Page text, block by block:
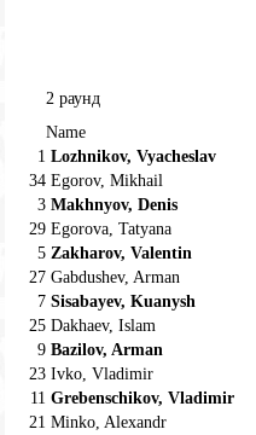
2 раунд
Name
1 Lozhnikov, Vyacheslav
34 Egorov, Mikhail
3 Makhnyov, Denis
29 Egorova, Tatyana
5 Zakharov, Valentin
27 Gabdushev, Arman
7 Sisabayev, Kuanysh
25 Dakhaev, Islam
9 Bazilov, Arman
23 Ivko, Vladimir
11 Grebenschikov, Vladimir
21 Minko, Alexandr